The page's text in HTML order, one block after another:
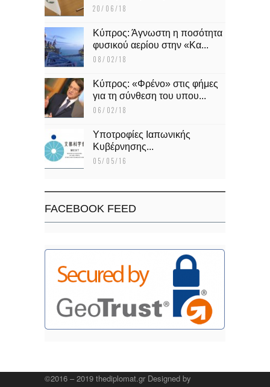
20/06/18
Κύπρος: Άγνωστη η ποσότητα
φυσικού αερίου στην «Κα...
08/02/18
Κύπρος: «Φρένο» στις φήμες
για τη σύνθεση του υπου...
06/02/18
Υποτροφίες Ιαπωνικής
Κυβέρνησης...
05/05/16
FACEBOOK FEED
©2016 – 2019 thediplomat.gr Designed by